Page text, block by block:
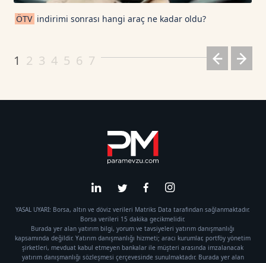
ÖTV indirimi sonrası hangi araç ne kadar oldu?
1 2 3 4 5 6 7
YASAL UYARI: Borsa, altın ve döviz verileri Matriks Data tarafından sağlanmaktadır.
Borsa verileri 15 dakika gecikmelidir.
Burada yer alan yatırım bilgi, yorum ve tavsiyeleri yatırım danışmanlığı
kapsamında değildir. Yatırım danışmanlığı hizmeti; aracı kurumlar, portföy yönetim
şirketleri, mevduat kabul etmeyen bankalar ile müşteri arasında imzalanacak
yatırım danışmanlığı sözleşmesi çerçevesinde sunulmaktadır. Burada yer alan